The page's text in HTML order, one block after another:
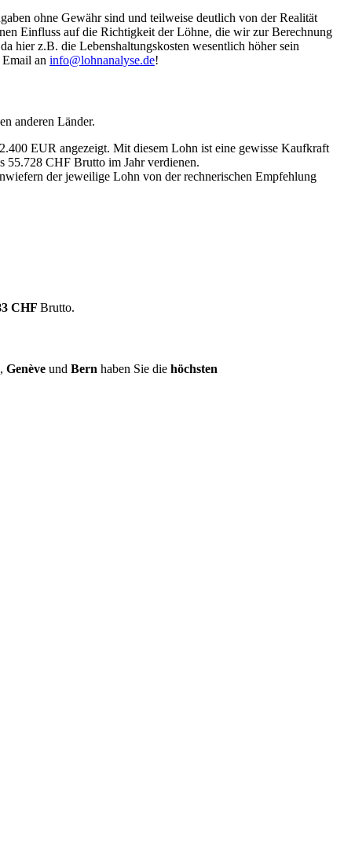
ohne Gewähr sind und teilweise deutlich von der Realität
Einfluss auf die Richtigkeit der Löhne, die wir zur Berechnung
hier z.B. die Lebenshaltungskosten wesentlich höher sein
an info@lohnanalyse.de!
anderen Länder.
EUR angezeigt. Mit diesem Lohn ist eine gewisse Kaufkraft
55.728 CHF Brutto im Jahr verdienen.
der jeweilige Lohn von der rechnerischen Empfehlung
CHF Brutto.
, Genève und Bern haben Sie die höchsten